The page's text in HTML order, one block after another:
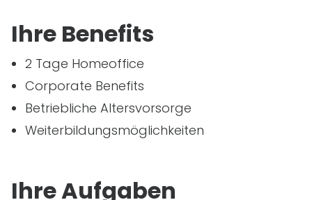
Ihre Benefits
2 Tage Homeoffice
Corporate Benefits
Betriebliche Altersvorsorge
Weiterbildungsmöglichkeiten
Ihre Aufgaben